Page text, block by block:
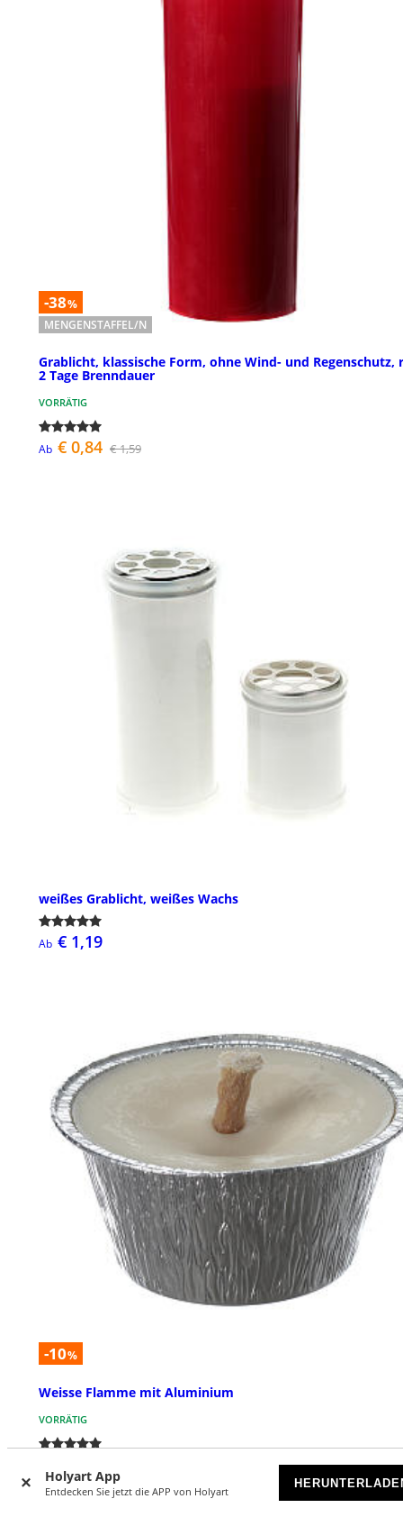
Holyart App
Entdecken Sie jetzt die APP von Holyart
-38%
MENGENSTAFFEL/N
Grablicht, klassische Form, ohne Wind- und Regenschutz,
2 Tage Brenndauer
VORRÄTIG
Ab € 0,84 € 1,59
weißes Grablicht, weißes Wachs
Ab € 1,19
-10%
Weisse Flamme mit Aluminium
VORRÄTIG